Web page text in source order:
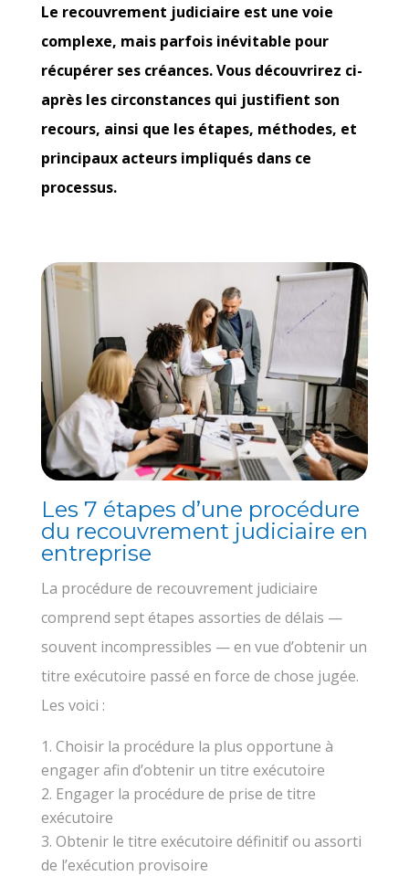
Le recouvrement judiciaire est une voie
complexe, mais parfois inévitable pour
récupérer ses créances. Vous découvrirez ci-
après les circonstances qui justifient son
recours, ainsi que les étapes, méthodes, et
principaux acteurs impliqués dans ce
processus.
Les 7 étapes d’une procédure
du recouvrement judiciaire en
entreprise
La procédure de recouvrement judiciaire
comprend sept étapes assorties de délais —
souvent incompressibles — en vue d’obtenir un
titre exécutoire passé en force de chose jugée.
Les voici :
Choisir la procédure la plus opportune à
engager afin d’obtenir un titre exécutoire
Engager la procédure de prise de titre
exécutoire
Obtenir le titre exécutoire définitif ou assorti
de l’exécution provisoire